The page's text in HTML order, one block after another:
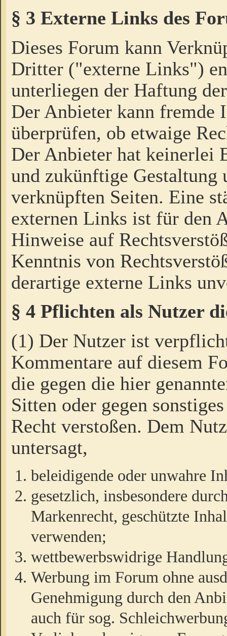
§ 3 Externe Links des
Dieses Forum kann
Dritter ("externe Links")
unterliegen der Haftung
Der Anbieter kann fremde
überprüfen, ob etwaige
Der Anbieter hat keinerlei
und zukünftige Gestaltung
verknüpften Seiten. Eine
externen Links ist für den
Hinweise auf
Kenntnis von
derartige externe Links
§ 4 Pflichten als Nutzer
(1) Der Nutzer ist
Kommentare auf diesem
die gegen die hier
Sitten oder gegen
Recht verstoßen. Dem
untersagt,
beleidigende oder unwahre
gesetzlich, insbesondere
Markenrecht, geschützte
verwenden;
wettbewerbswidrige
Werbung im Forum ohne
Genehmigung durch den
auch für sog.